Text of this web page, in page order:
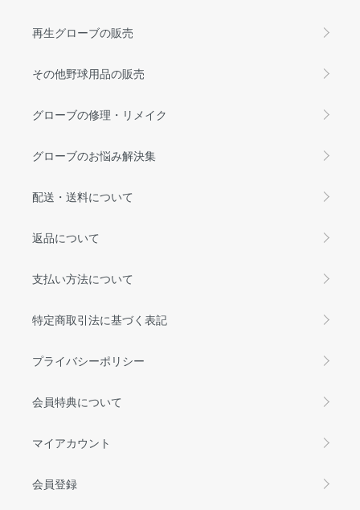
再生グローブの販売
その他野球用品の販売
グローブの修理・リメイク
グローブのお悩み解決集
配送・送料について
返品について
支払い方法について
特定商取引法に基づく表記
プライバシーポリシー
会員特典について
マイアカウント
会員登録